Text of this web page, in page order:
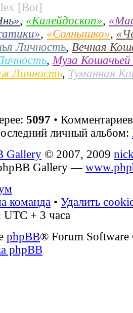
[Bot]
, «Калейдоскоп»,
, «Солнышко»,
Личность, Вечная
, Муза
Личность, Туманная
5097 •
личный альбом:
Gallery © 2007, 2009
Gallery —
команда • Удалить
UTC + 3 часа
phpBB® Forum
phpBB